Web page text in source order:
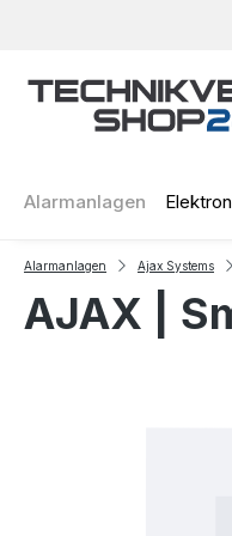
Alarmanlagen
Alarmanlagen Ajax Systems
AJAX |